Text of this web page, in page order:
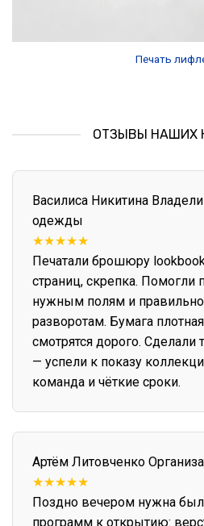
Печать
ОТЗЫВЫ НАШИХ
Василиса Никитина
одежды
★★★★★
Печатали брошюру
страниц, скрепка. Помогли
нужным полям и
разворотам. Бумага
смотрятся дорого. Сделали
— успели к показу
команда и чёткие сроки.
Артём Литовченко
★★★★★
Поздно вечером нужна
программ к открытию: